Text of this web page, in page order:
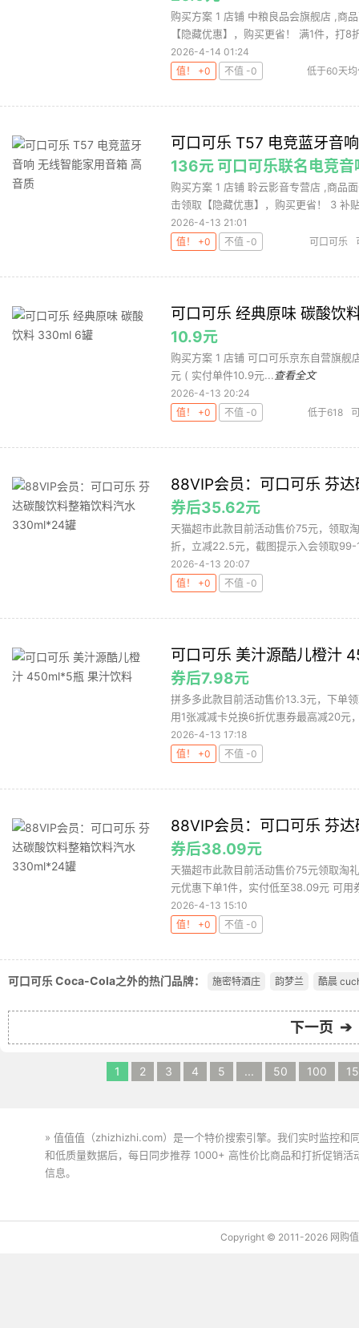
购买方案 1 店铺 中粮良品会旗舰店 ,商
【隐藏优惠】，购买更省！ 满1件，打8
2026-4-14 01:24
值！ +0
不值 -0 低于60天
可口可乐 T57 电竞蓝牙音
136元 可口可乐联名电竞音
购买方案 1 店铺 聆云影音专营店 ,商品
击领取【隐藏优惠】，购买更省！ 3 补
2026-4-13 21:01
值！ +0
不值 -0 可口可乐
可口可乐 经典原味 碳酸饮
10.9元
购买方案 1 店铺 可口可乐京东自营旗
元 ( 实付单件10.9元... 查看全文
2026-4-13 20:24
值！ +0
不值 -0 低于618
88VIP会员：可口可乐 芬
券后35.62元
天猫超市此款目前活动售价75元，领取
折，立减22.5元，截图提示入会领取
2026-4-13 20:07
值！ +0
不值 -0
可口可乐 美汁源酷儿橙汁
券后7.98元
拼多多此款目前活动售价13.3元，下单
用1张减减卡兑换6折优惠券最高减20元
2026-4-13 17:18
值！ +0
不值 -0
88VIP会员：可口可乐 芬
券后38.09元
天猫超市此款目前活动售价75元领取淘
元优惠下单1件，实付低至38.09元 可用
2026-4-13 15:10
值！ +0
不值 -0
可口可乐 Coca-Cola之外的热门品牌： 施密特酒庄 韵梦兰 酷晨
下一页 ➔
1 2 3 4 5 ... 50 100
» 值值值（zhizhizhi.com）是一个特价搜索引擎。我们实时监控和
和低质量数据后，每日同步推荐 1000+ 高性价比商品和打折促销
信息。
Copyright © 2011-2026 网购